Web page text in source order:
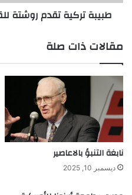
طبيبة تركية تقدم روشتة
مقالات ذات صلة
نابغة التنبؤ بالاعاصير
ديسمبر 10, 2025